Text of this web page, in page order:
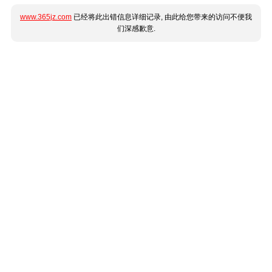
www.365jz.com 已经将此出错信息详细记录, 由此给您带来的访问不便我
们深感歉意.